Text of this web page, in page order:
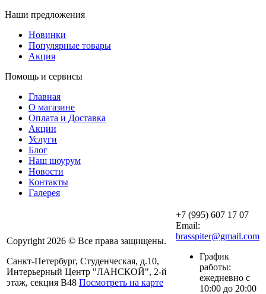
Наши предложения
Новинки
Популярные товары
Акция
Помощь и сервисы
Главная
О магазине
Оплата и Доставка
Акции
Услуги
Блог
Наш шоурум
Новости
Контакты
Галерея
Copyright 2026 © Все права защищены.
Санкт-Петербург, Студенческая, д.10,
Интерьерный Центр "ЛАНСКОЙ", 2-й
этаж, секция В48 Посмотреть на карте
+7 (995) 607 17 07
Email:
brasspiter@gmail.com
График
работы:
ежедневно с
10:00 до 20:00